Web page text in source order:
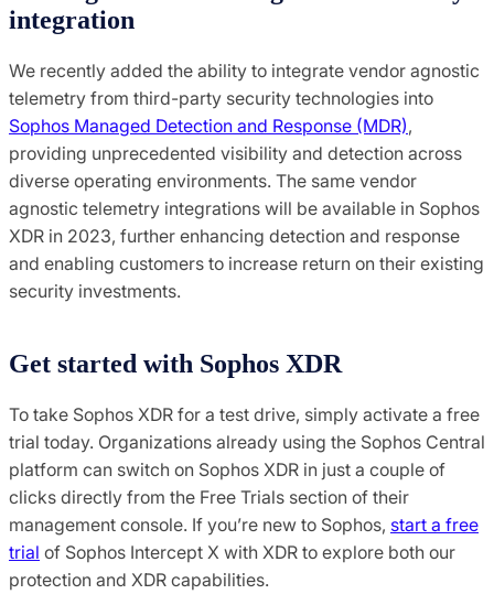
integration
We recently added the ability to integrate vendor agnostic
telemetry from third-party security technologies into
Sophos Managed Detection and Response (MDR),
providing unprecedented visibility and detection across
diverse operating environments. The same vendor
agnostic telemetry integrations will be available in Sophos
XDR in 2023, further enhancing detection and response
and enabling customers to increase return on their existing
security investments.
Get started with Sophos XDR
To take Sophos XDR for a test drive, simply activate a free
trial today. Organizations already using the Sophos Central
platform can switch on Sophos XDR in just a couple of
clicks directly from the Free Trials section of their
management console. If you’re new to Sophos, start a free
trial of Sophos Intercept X with XDR to explore both our
protection and XDR capabilities.